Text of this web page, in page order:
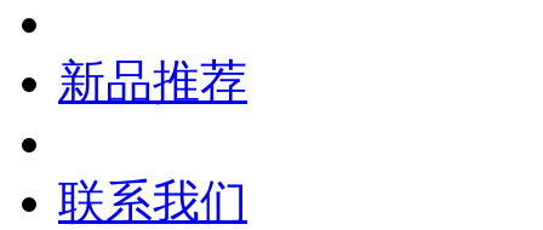
新品推荐
联系我们